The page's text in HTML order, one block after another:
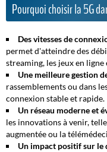
Pourquoi choisir la 5G
Des vitesses de
permet d'atteindre des
streaming, les jeux en
Une meilleure gestion
rassemblements ou dans
connexion stable et rapide.
Un réseau moderne et
les innovations à venir,
augmentée ou la
Un impact positif sur le